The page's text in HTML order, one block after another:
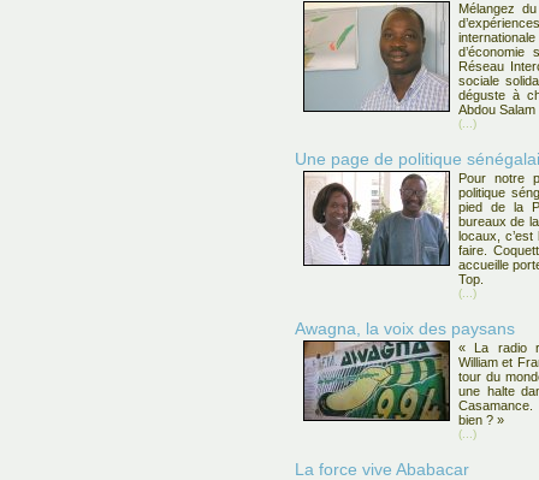
Mélangez
d’économie
Réseau
sociale
déguste à
Abdou Salam
(...)
Une page de politique
Pour notre
politique
pied de la
bureaux de
locaux,
faire.
accueille
Top.
(...)
Awagna, la voix des paysans
« La radio
William et
tour du
une halte
bien ? »
(...)
La force vive Ababacar